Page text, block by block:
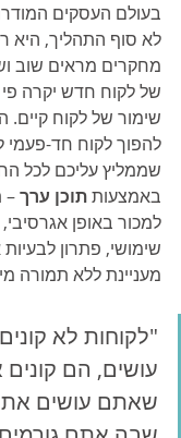
בעולם העסקים
לא סוף התהליך, היא
מחקרים מראים שוב
שימור של לקוח קיים.
להפוך לקוח חד-פעמי
שממליץ עליכם לכל
באמצעות תוכן ערך –
למכור באופן
שימושי, פתרון
מעניינת ללא תמורה
"לקוחות לא
עושים, הם
שאתם עושים את